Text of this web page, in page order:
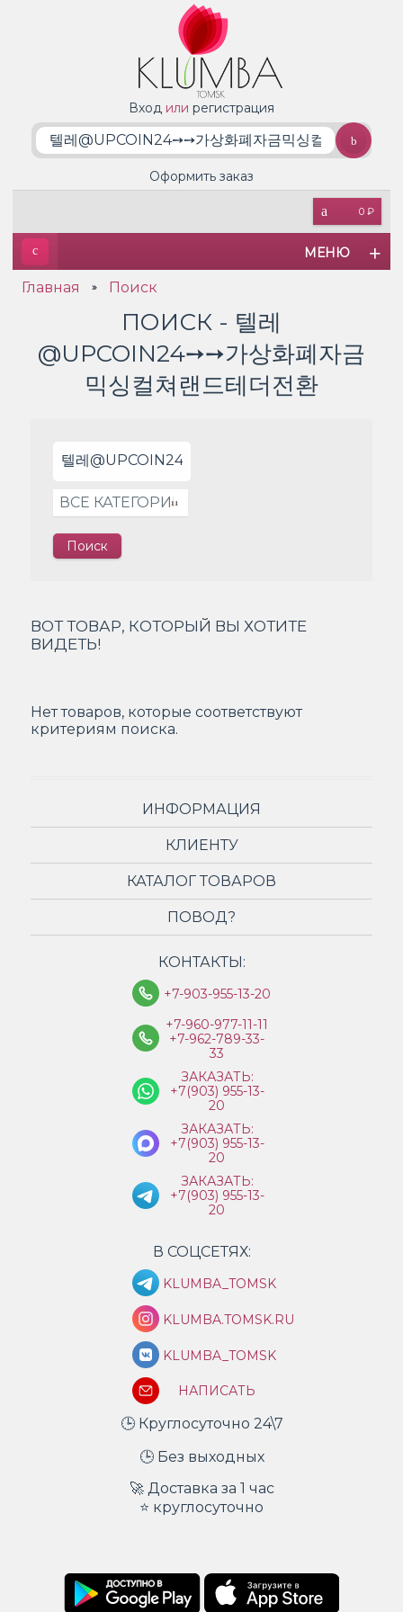
Вход или регистрация
0 ₽
Оформить заказ
МЕНЮ
Главная » Поиск
ПОИСК - 텔레
@UPCOIN24➙➙가상화폐자금
믹싱컬쳐랜드테더전환
ВОТ ТОВАР, КОТОРЫЙ ВЫ ХОТИТЕ
ВИДЕТЬ!
Нет товаров, которые соответствуют
критериям поиска.
ИНФОРМАЦИЯ
КЛИЕНТУ
КАТАЛОГ ТОВАРОВ
ПОВОД?
КОНТАКТЫ:
+7-903-955-13-20
+7-960-977-11-11
+7-962-789-33-
33
ЗАКАЗАТЬ:
+7(903) 955-13-
20
ЗАКАЗАТЬ:
+7(903) 955-13-
20
ЗАКАЗАТЬ:
+7(903) 955-13-
20
В СОЦСЕТЯХ:
KLUMBA_TOMSK
KLUMBA.TOMSK.RU
KLUMBA_TOMSK
НАПИСАТЬ
🕒 Круглосуточно 24\7
🕒 Без выходных
🚀 Доставка за 1 час
⭐ круглосуточно